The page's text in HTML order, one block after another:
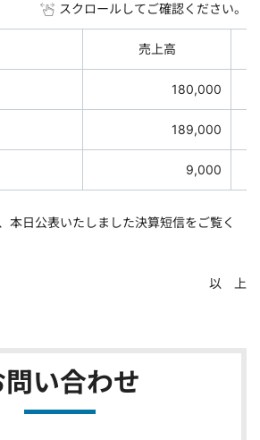
スクロールしてご確認ください。
売上高
180,000
189,000
9,000
本日公表いたしました決算短信をご覧く
以 上
問い合わせ